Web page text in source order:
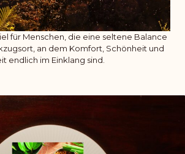
für Menschen, die eine seltene Balance
an dem Komfort, Schönheit und
endlich im Einklang sind.